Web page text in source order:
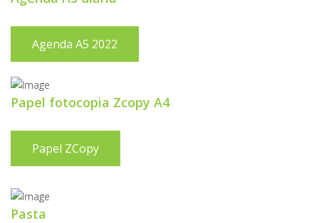
Agenda A5 2022
Papel fotocopia Zcopy A4
Papel ZCopy
Pasta